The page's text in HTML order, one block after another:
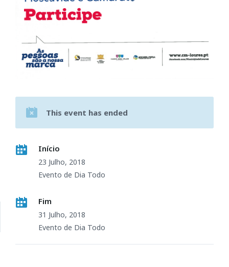
This event has ended
Início
23 Julho, 2018
Evento de Dia Todo
Fim
31 Julho, 2018
Evento de Dia Todo